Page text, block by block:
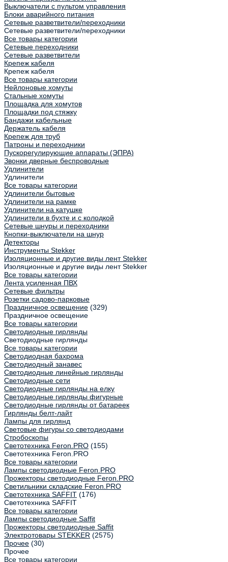
Выключатели с пультом управления
Блоки аварийного питания
Сетевые разветвители/переходники
Сетевые разветвители/переходники
Все товары категории
Сетевые переходники
Сетевые разветвители
Крепеж кабеля
Крепеж кабеля
Все товары категории
Нейлоновые хомуты
Стальные хомуты
Площадка для хомутов
Площадки под стяжку
Бандажи кабельные
Держатель кабеля
Крепеж для труб
Патроны и переходники
Пускорегулирующие аппараты (ЭПРА)
Звонки дверные беспроводные
Удлинители
Удлинители
Все товары категории
Удлинители бытовые
Удлинители на рамке
Удлинители на катушке
Удлинители в бухте и с колодкой
Сетевые шнуры и переходники
Кнопки-выключатели на шнур
Детекторы
Инструменты Stekker
Изоляционные и другие виды лент Stekker
Изоляционные и другие виды лент Stekker
Все товары категории
Лента усиленная ПВХ
Сетевые фильтры
Розетки садово-парковые
Праздничное освещение (329)
Праздничное освещение
Все товары категории
Светодиодные гирлянды
Светодиодные гирлянды
Все товары категории
Светодиодная бахрома
Светодиодный занавес
Светодиодные линейные гирлянды
Светодиодные сети
Светодиодные гирлянды на елку
Светодиодные гирлянды фигурные
Светодиодные гирлянды от батареек
Гирлянды белт-лайт
Лампы для гирлянд
Световые фигуры со светодиодами
Стробоскопы
Светотехника Feron.PRO (155)
Светотехника Feron.PRO
Все товары категории
Лампы светодиодные Feron.PRO
Прожекторы светодиодные Feron.PRO
Светильники складские Feron.PRO
Светотехника SAFFIT (176)
Светотехника SAFFIT
Все товары категории
Лампы светодиодные Saffit
Прожекторы светодиодные Saffit
Электротовары STEKKER (2575)
Прочее (30)
Прочее
Все товары категории